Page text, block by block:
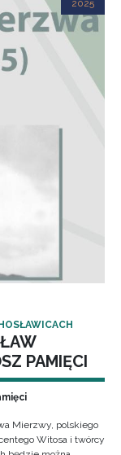
2025
PAMIĘCI
Mierzwy, polskiego
Witosa i twórcy